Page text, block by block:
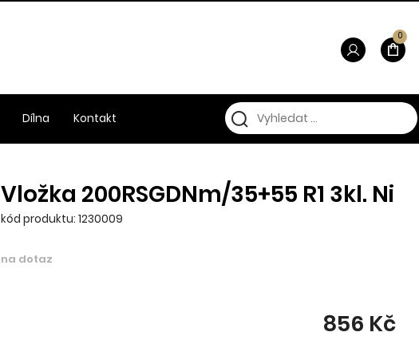
Vložka 200RSGDNm/35+55 R1 3kl. Ni
kód produktu: 1230009
na dotaz
856 Kč
Dílna Kontakt
0